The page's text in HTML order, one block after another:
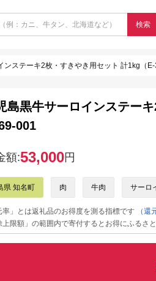
検索
ンステーキ2枚・すきやき用セット 計1kg（
島黒牛サーロインステー
001
額:53,000円
県 知名町 肉 牛肉 サーロ
」とは返礼品のお得度を測る指標です
（還
限額」の範囲内で寄付するとお得にふるさ